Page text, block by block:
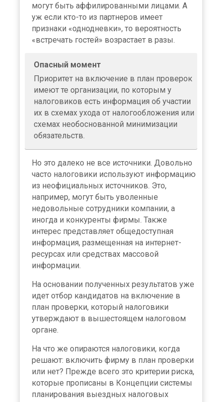
могут быть аффилированными лицами. А
уж если кто-то из партнеров имеет
признаки «однодневки», то вероятность
«встречать гостей» возрастает в разы.
Опасный момент
Приоритет на включение в план проверок
имеют те организации, по которым у
налоговиков есть информация об участии
их в схемах ухода от налогообложения или
схемах необоснованной минимизации
обязательств.
Но это далеко не все источники. Довольно
часто налоговики используют информацию
из неофициальных источников. Это,
например, могут быть уволенные
недовольные сотрудники компании, а
иногда и конкуренты фирмы. Также
интерес представляет общедоступная
информация, размещенная на интернет-
ресурсах или средствах массовой
информации.
На основании полученных результатов уже
идет отбор кандидатов на включение в
план проверки, который налоговики
утверждают в вышестоящем налоговом
органе.
На что же опираются налоговики, когда
решают: включить фирму в план проверки
или нет? Прежде всего это критерии риска,
которые прописаны в Концепции системы
планирования выездных налоговых